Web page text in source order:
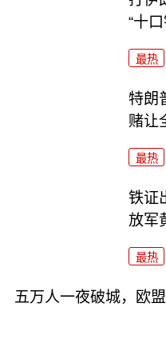
“十
最热
特朗
赌让
最热
铁证
放军
最热
五万人一夜破城，欧